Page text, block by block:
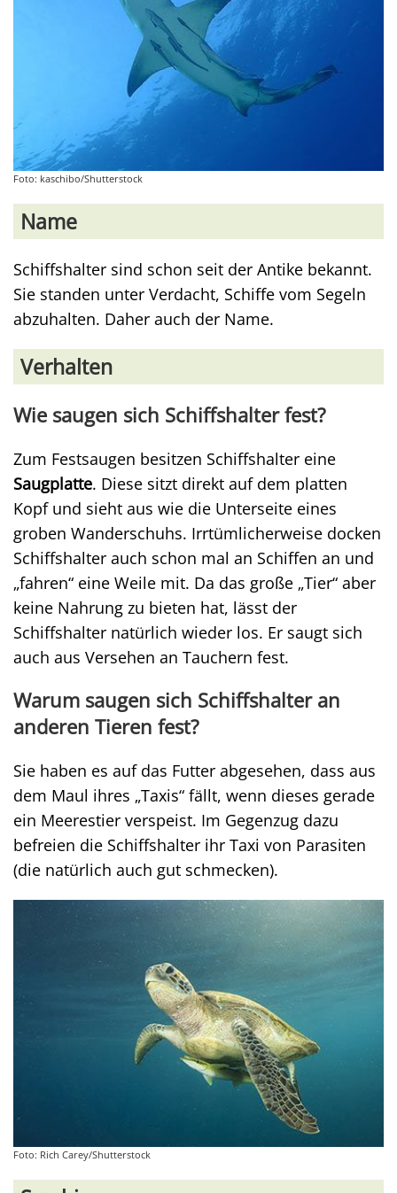
Foto: kaschibo/Shutterstock
Name
Schiffshalter sind schon seit der Antike bekannt.
Sie standen unter Verdacht, Schiffe vom Segeln
abzuhalten. Daher auch der Name.
Verhalten
Wie saugen sich Schiffshalter fest?
Zum Festsaugen besitzen Schiffshalter eine
Saugplatte. Diese sitzt direkt auf dem platten
Kopf und sieht aus wie die Unterseite eines
groben Wanderschuhs. Irrtümlicherweise docken
Schiffshalter auch schon mal an Schiffen an und
„fahren“ eine Weile mit. Da das große „Tier“ aber
keine Nahrung zu bieten hat, lässt der
Schiffshalter natürlich wieder los. Er saugt sich
auch aus Versehen an Tauchern fest.
Warum saugen sich Schiffshalter an
anderen Tieren fest?
Sie haben es auf das Futter abgesehen, dass aus
dem Maul ihres „Taxis“ fällt, wenn dieses gerade
ein Meerestier verspeist. Im Gegenzug dazu
befreien die Schiffshalter ihr Taxi von Parasiten
(die natürlich auch gut schmecken).
Foto: Rich Carey/Shutterstock